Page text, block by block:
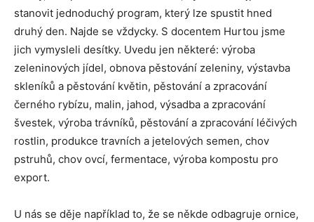
stanovit jednoduchý program, který lze spustit hned
druhý den. Najde se vždycky. S docentem Hurtou jsme
jich vymysleli desítky. Uvedu jen některé: výroba
zeleninových jídel, obnova pěstování zeleniny, výstavba
skleníků a pěstování květin, pěstování a zpracování
černého rybízu, malin, jahod, výsadba a zpracování
švestek, výroba trávníků, pěstování a zpracování léčivých
rostlin, produkce travních a jetelových semen, chov
pstruhů, chov ovcí, fermentace, výroba kompostu pro
export.
U nás se děje například to, že se někde odbagruje ornice,